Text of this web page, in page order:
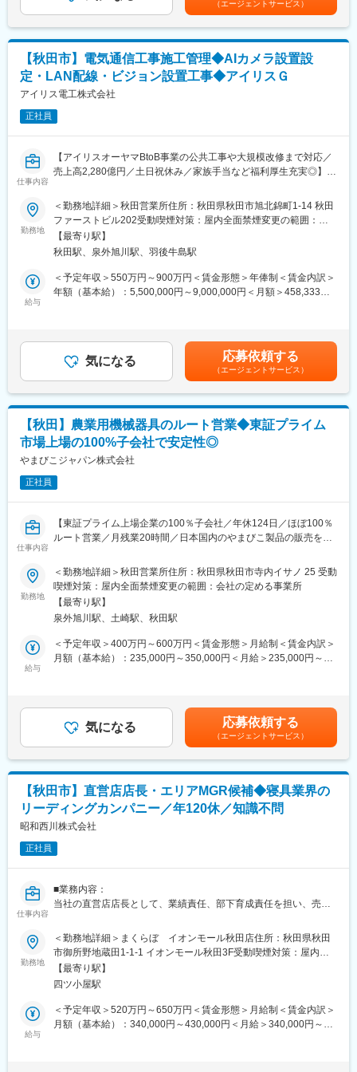
が整っています。社外活動も活発で風通しのよいなんでも言い合
える社風が特徴です。
■会社・製品について：
半導体集積回路の開発・設計・製造・販売を行っている、ファブ
レス半導体企業です。工場は持ちませんが、国内外に製造委託し
ていることで多品種の製品展開を可能にしています。製品は主に
水晶発振回路と各種出力回路を組み合わせた半導体集積回路、そ
変更の範囲：会社の定める業務
◇施主や社内の営業部門と連携し、工期内に工事が完了できるよ
う対応
（2）現場管理
◇現場で施工管理を実施いただき、計画通りに進行しているか確
認
（3）材料発注・協力業者手配
受注案件ごとに在庫管理・物流部門と連携し、社内で商品の手配
※協力業者への発注・調整も担当
（4）技術的支援と現場での問題解決
◇施工作業中に発生する製品不具合などについて社内の関係各所
※協力業者への施工指示・教育なども実施
（5）書類作成
◇工事開始前の安全書類、工事後の竣工書類などを作成
◇見積書、施工計画書や工事完了報告書など設計図面以外の図面
■出張：
■当社の社風・魅力について：
◇生活者視点を大切にした商品開発
現場やお客様の声を起点に、仮説検証と改良を素早く重ねる風土
がございます。失敗を次の挑戦につなげる文化が根付いていま
す。
◇小さく始め、大きく育てる経営スタイル
内製化と柔軟な投資判断により新たな市場を創出。若手社員にも
早期から裁量ある仕事をお任せしています。
実しており、職種の枠を越えた成長機会がございます。
た表記です。
（エージェントサービス）
【秋田市】電気通信工事施工管理◆AIカメラ設置設
定・LAN配線・ビジョン設置工事◆アイリスＧ
アイリス電工株式会社
正社員
仕事内容
【アイリスオーヤマBtoB事業の公共工事や大規模改修まで対応／
売上高2,280億円／土日祝休み／家族手当など福利厚生充実◎】
■業務内容：
◇電気通信工事の施工管理業務をお任せします。
◇営業部門と連携し、多様な案件を担当します。
◇こちらは今後の業務拡大を見込んだ新規募集となります。
◇担当する業務としては、商業施設やオフィス、工場、ホテルな
ど非住宅の案件がメインになる見込みです。
施主や社内の営業部門と連携し、工期内に工事が完了できるよう
対応いただきます。
（3）材料発注・協力業者手配
受注案件ごとに在庫管理・物流部門と連携し、社内で商品の手配
を行います。協力業者への発注・調整も担当いただきます。
（4）技術的支援と現場での問題解決
施工作業中に発生する製品不具合などについて社内の関係各所と
連携して対応します。また、協力業者への施工指示・教育なども
行います。
（5）書類作成
工事開始前の安全書類、工事後の竣工書類など作成を行います。
見積書、施工計画書や工事完了報告書など設計図面以外の図面関
■出張：
現場の受注状況により変化しますが、現状割合としては小規模の
案件が多いので長期且つ遠方の出張などは頻発はしない状況で
※ただ今後の受注状況や社内の状況によっては変化する可能性もご
ざいます。
工管理の方はミドル層以上が多いです。
■当社の社風・魅力について
◇生活者視点を大切にした商品開発
現場やお客様の声を起点に、仮説検証と改良を素早く重ねる風土
がございます。失敗を次の挑戦につなげる文化が根付いていま
す。
◇小さく始め、大きく育てる経営スタイル
内製化と柔軟な投資判断により新たな市場を創出。若手社員にも
早期から裁量ある仕事をお任せしています。
実しており、職種の枠を越えた成長機会がございます。
勤務地
＜勤務地詳細＞秋田営業所住所：秋田県秋田市旭北錦町1-14 秋田
ファーストビル202受動喫煙対策：屋内全面禁煙変更の範囲：会
社の定める事業所
【最寄り駅】
秋田駅、泉外旭川駅、羽後牛島駅
給与
＜予定年収＞550万円～900万円＜賃金形態＞年俸制＜賃金内訳＞
年額（基本給）：5,500,000円～9,000,000円＜月額＞458,333円
対象者（4等級以上の正社員）には決算賞与も支給しております。
※4年連続で基本給のベースアップを実施しています。賃金はあく
までも目安の金額であり、選考を通じて上下する可能性がありま
す。月給(月額)は固定手当を含めた表記です。
気になる 応募依頼する
（エージェントサービス）
【秋田】農業用機械器具のルート営業◆東証プライム
市場上場の100%子会社で安定性◎
やまびこジャパン株式会社
正社員
仕事内容
【東証プライム上場企業の100％子会社／年休124日／ほぼ100％
ルート営業／月残業20時間／日本国内のやまびこ製品の販売を担
■業務内容：
農機販売店やホームセンターなどへ製品説明・受注・納入・運転
方法指導、修理指導などを行います。基本的にはルート営業とな
り、商材としては、農林業機械、一般産業用機械などを扱い、顧
客先としては、農協、農機具販売店、建機・レンタル会社、ホー
ムセンターなどに向けて業務を行っています。なお、ほぼ100％
■働き方：
「エリア総合職」の採用となりますが、異動の可能性はありま
目標は年間での販売目標を定めており、年間目標を元に毎月の計
画に落とし込んでいます。年2回の評価面談を通して、昇給・昇
格・賞与へ反映しています。なお、月平均残業は20時間となりま
す。
◇エリア総合職について
農林北海道営業部→北海道内の営業所へ転勤可能性有
農林東日本営業部→東北・関東・山梨の営業所へ転勤可能性有
農林中部近畿営業部→愛知・新潟・長野・静岡・石川・兵庫の営
業所へ転勤可能性有
農林西日本営業部→中国・四国・九州地方の営業所へ転勤可能性
■やまびこグループの特徴：
事業の発展を通じ、世界中の自然環境と共に歩む全ての人の美し
い未来をつくる、そんな企業でありたいと考えています。当グル
要素からかたちづくられています。また、以下3事業を展開してい
ます。
勤務地
＜勤務地詳細＞秋田営業所住所：秋田県秋田市寺内イサノ 25 受動
喫煙対策：屋内全面禁煙変更の範囲：会社の定める事業所
【最寄り駅】
泉外旭川駅、土崎駅、秋田駅
給与
＜予定年収＞400万円～600万円＜賃金形態＞月給制＜賃金内訳＞
月額（基本給）：235,000円～350,000円＜月給＞235,000円～
を通じて上下する可能性があります。月給(月額)は固定手当を含め
た表記です。気になる 応募依頼する
（エージェントサービス）
【秋田市】直営店店長・エリアMGR候補◆寝具業界の
リーディングカンパニー／年120休／知識不問
昭和西川株式会社
正社員
仕事内容
■業務内容：
当社の直営店店長として、業績責任、部下育成責任を担い、売上
■入社後の流れ
＜入社時に寝具や睡眠の専門知識は不問＞
まずは1店舗で店頭に立ち販売業務からスタートしていただき、そ
の後、担当エリアの複数店舗管理するエリアマネージャーにステ
ップアップを目指していただきます。
勤務地
＜勤務地詳細＞まくらぼ イオンモール秋田店住所：秋田県秋田
市御所野地蔵田1-1-1 イオンモール秋田3F受動喫煙対策：屋内全
面禁煙変更の範囲：会社の定める事業所
【最寄り駅】
四ツ小屋駅
給与
＜予定年収＞520万円～650万円＜賃金形態＞月給制＜賃金内訳＞
月額（基本給）：340,000円～430,000円＜月給＞340,000円～